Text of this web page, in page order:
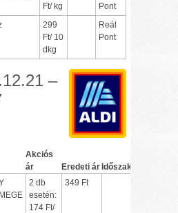
Ft/ kg
Pont
299
Ft/ 10
dkg
Reál
Pont
–
Akciós
ár
Eredeti árIdőszak
2 db
esetén:
174 Ft/
349 Ft